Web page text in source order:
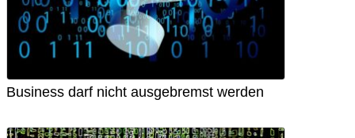
Business darf nicht ausgebremst werden